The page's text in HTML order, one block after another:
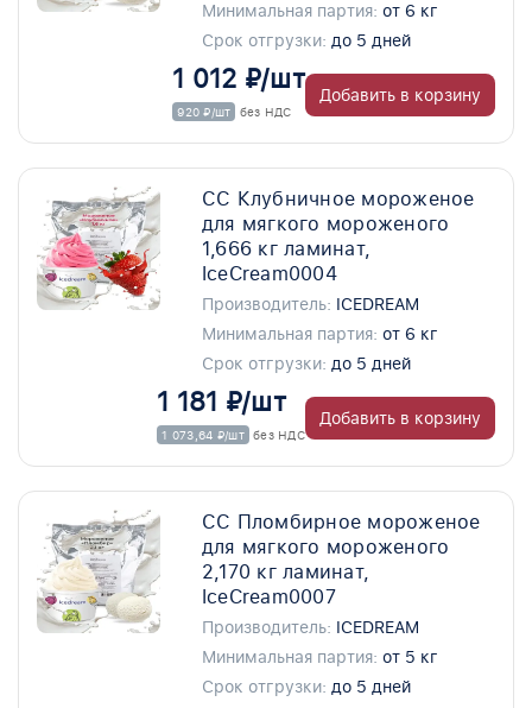
Минимальная партия: от 6 кг
Срок отгрузки: до 5 дней
1 012 ₽/шт
920 ₽/шт без НДС
Добавить в корзину
СС Клубничное мороженое
для мягкого мороженого
1,666 кг ламинат,
IceCream0004
Производитель: ICEDREAM
Минимальная партия: от 6 кг
Срок отгрузки: до 5 дней
1 181 ₽/шт
1 073,64 ₽/шт без НДС
Добавить в корзину
СС Пломбирное мороженое
для мягкого мороженого
2,170 кг ламинат,
IceCream0007
Производитель: ICEDREAM
Минимальная партия: от 5 кг
Срок отгрузки: до 5 дней